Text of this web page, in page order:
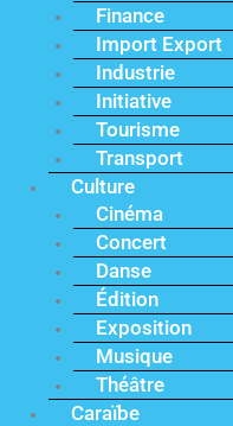
Finance
Import Export
Industrie
Initiative
Tourisme
Transport
Culture
Cinéma
Concert
Danse
Édition
Exposition
Musique
Théâtre
Caraïbe